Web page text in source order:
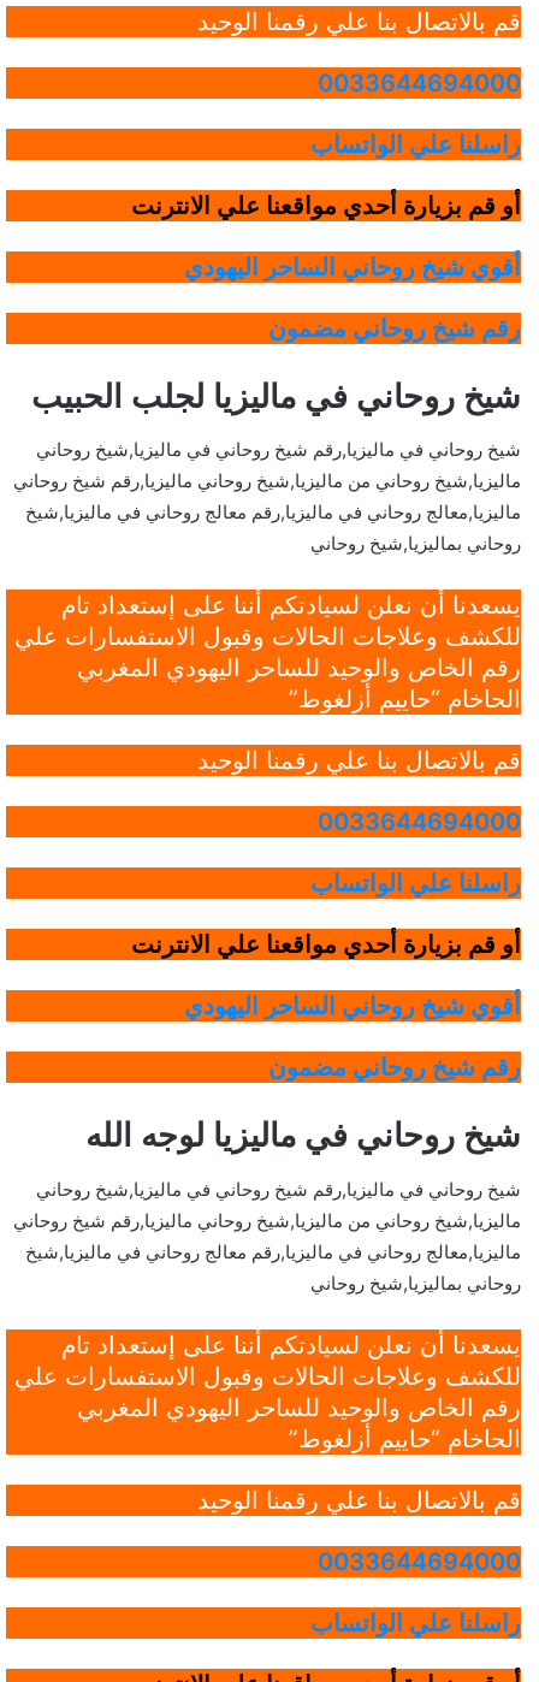
قم بالاتصال بنا علي رقمنا الوحيد
0033644694000
راسلنا علي الواتساب
أو قم بزيارة أحدي مواقعنا علي الانترنت
أقوي شيخ روحاني الساحر اليهودي
رقم شيخ روحاني مضمون
شيخ روحاني في ماليزيا لجلب الحبيب
شيخ روحاني في ماليزيا,رقم شيخ روحاني في ماليزيا,شيخ روحاني
ماليزيا,شيخ روحاني من ماليزيا,شيخ روحاني ماليزيا,رقم شيخ روحاني
ماليزيا,معالج روحاني في ماليزيا,رقم معالج روحاني في ماليزيا,شيخ
روحاني بماليزيا,شيخ روحاني
يسعدنا أن نعلن لسيادتكم أننا على إستعداد تام
للكشف وعلاجات الحالات وقبول الاستفسارات علي
رقم الخاص والوحيد للساحر اليهودي المغربي
الحاخام “حاييم أزلغوط”
قم بالاتصال بنا علي رقمنا الوحيد
0033644694000
راسلنا علي الواتساب
أو قم بزيارة أحدي مواقعنا علي الانترنت
أقوي شيخ روحاني الساحر اليهودي
رقم شيخ روحاني مضمون
شيخ روحاني في ماليزيا لوجه الله
شيخ روحاني في ماليزيا,رقم شيخ روحاني في ماليزيا,شيخ روحاني
ماليزيا,شيخ روحاني من ماليزيا,شيخ روحاني ماليزيا,رقم شيخ روحاني
ماليزيا,معالج روحاني في ماليزيا,رقم معالج روحاني في ماليزيا,شيخ
روحاني بماليزيا,شيخ روحاني
يسعدنا أن نعلن لسيادتكم أننا على إستعداد تام
للكشف وعلاجات الحالات وقبول الاستفسارات علي
رقم الخاص والوحيد للساحر اليهودي المغربي
الحاخام “حاييم أزلغوط”
قم بالاتصال بنا علي رقمنا الوحيد
0033644694000
راسلنا علي الواتساب